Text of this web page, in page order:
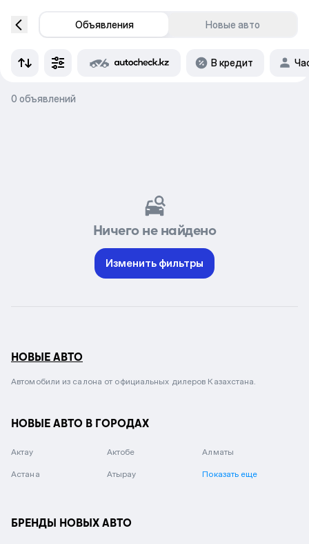
Объявления Новые авто
В кредит
0 объявлений
Ничего не найдено
Изменить фильтры
НОВЫЕ АВТО
Автомобили из салона от официальных дилеров Казахстана.
НОВЫЕ АВТО В ГОРОДАХ
Актау Актобе Алматы
Астана Атырау Показать еще
БРЕНДЫ НОВЫХ АВТО